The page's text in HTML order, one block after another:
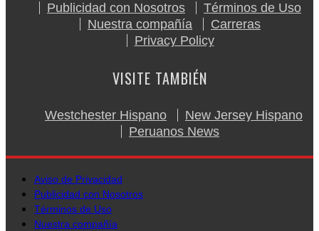
Publicidad con Nosotros
Términos de Uso
Nuestra compañía
Carreras
Privacy Policy
VISITE TAMBIÉN
Westchester Hispano
New Jersey Hispano
Peruanos News
Aviso de Privacidad
Publicidad con Nosotros
Términos de Uso
Nuestra compañía